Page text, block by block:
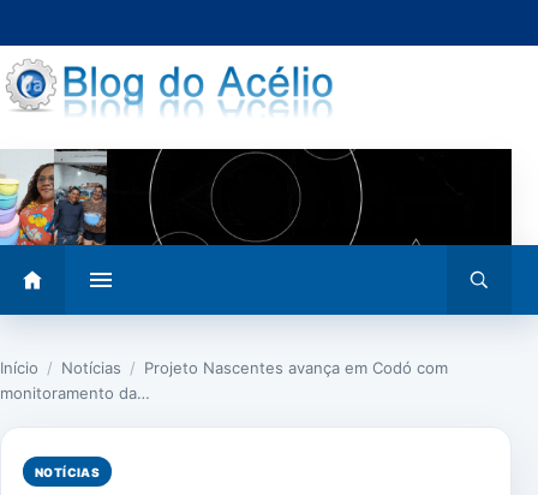
para
o
conteúdo
menu
busca
Início / Notícias / Projeto Nascentes avança em Codó com
monitoramento da…
NOTÍCIAS